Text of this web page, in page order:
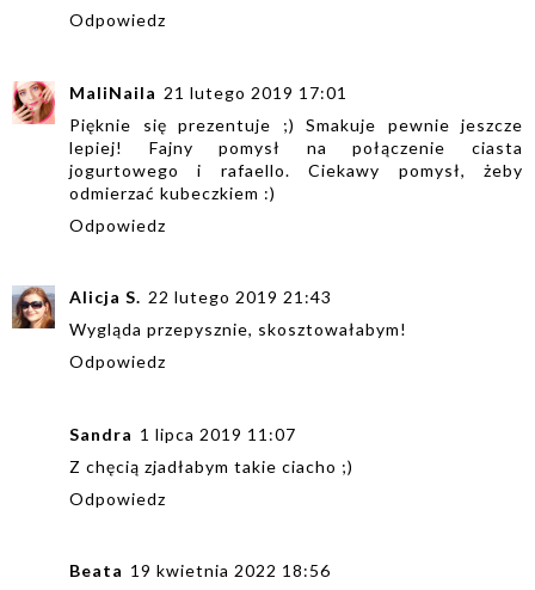
Odpowiedz
MaliNaila 21 lutego 2019 17:01
Pięknie się prezentuje ;) Smakuje pewnie jeszcze
lepiej! Fajny pomysł na połączenie ciasta
jogurtowego i rafaello. Ciekawy pomysł, żeby
odmierzać kubeczkiem :)
Odpowiedz
Alicja S. 22 lutego 2019 21:43
Wygląda przepysznie, skosztowałabym!
Odpowiedz
Sandra 1 lipca 2019 11:07
Z chęcią zjadłabym takie ciacho ;)
Odpowiedz
Beata 19 kwietnia 2022 18:56